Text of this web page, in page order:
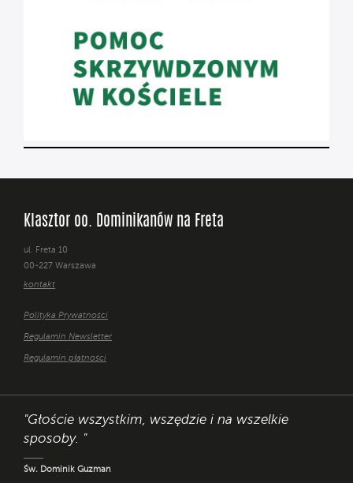
Klasztor oo. Dominikanów na Freta
ul. Freta 10
00-227 Warszawa
kontakt
Polityka Prywatności
Regulamin Newsletter
Regulamin płatności
"Głoście wszystkim, wszędzie i na wszelkie
sposoby. "
Św. Dominik Guzman